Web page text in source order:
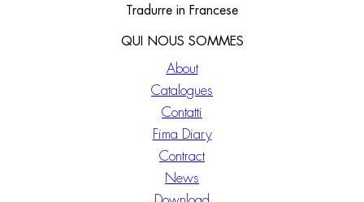
Tradurre in Francese
QUI NOUS SOMMES
About
Catalogues
Contatti
Fima Diary
Contract
News